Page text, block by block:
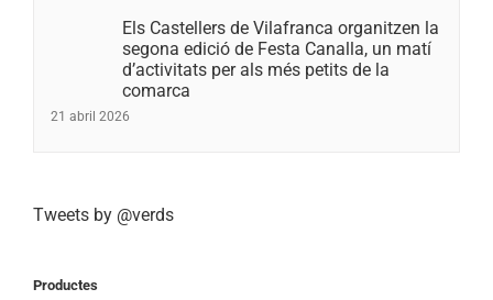
Els Castellers de Vilafranca organitzen la
segona edició de Festa Canalla, un matí
d’activitats per als més petits de la
comarca
21 abril 2026
Tweets by @verds
Productes